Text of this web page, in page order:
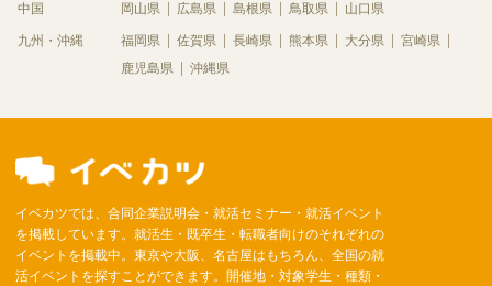
中国 岡山県 広島県 島根県 鳥取県 山口県
九州・沖縄 福岡県 佐賀県 長崎県 熊本県 大分県
宮崎県
鹿児島県
沖縄県
イベカツでは、合同企業説明会・就活セミナー・就活イベント
を掲載しています。就活生・既卒生・転職者向けのそれぞれの
イベントを掲載中。東京や大阪、名古屋はもちろん、全国の就
活イベントを探すことができます。開催地・対象学生・種類・